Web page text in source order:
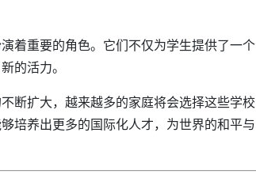
着重要的角色。它们不仅为学生提供了一个
的活力。
断扩大，越来越多的家庭将会选择这些学校
培养出更多的国际化人才，为世界的和平与